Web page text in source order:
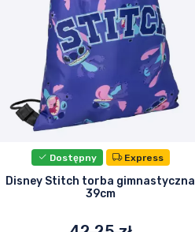
Dostępny Express
Disney Stitch torba gimnastyczna
39cm